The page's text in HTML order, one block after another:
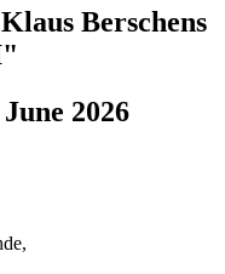
Berschens
2026